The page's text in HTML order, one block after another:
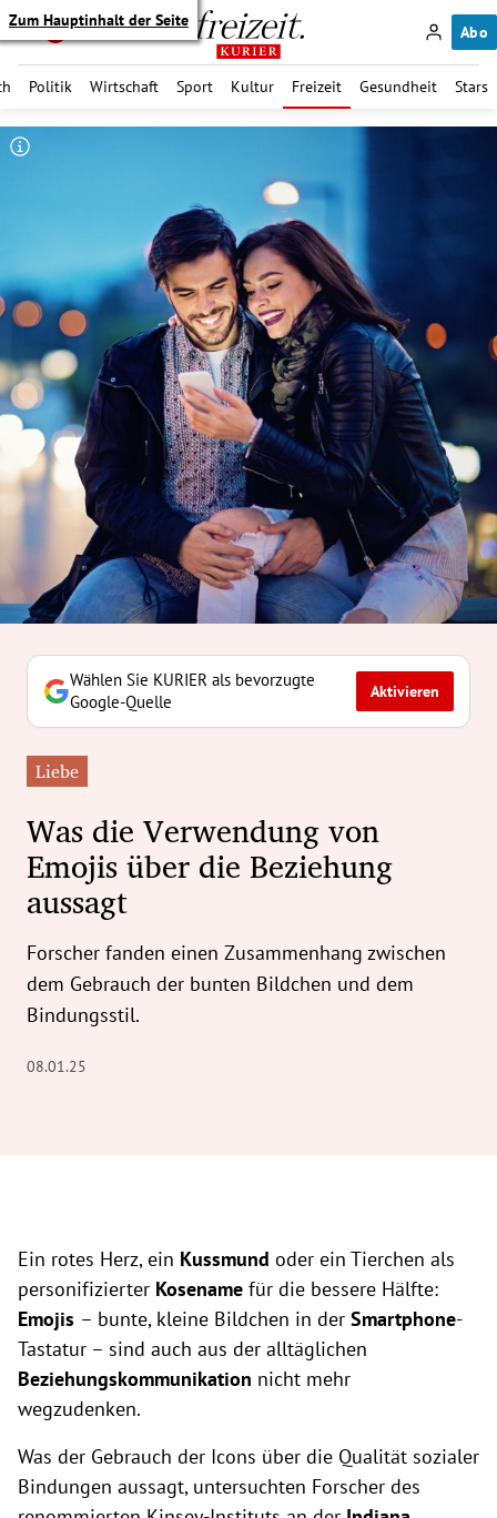
Zum Hauptinhalt der Seite
Abo
Politik Wirtschaft Sport Kultur Freizeit Gesundheit Stars
Untermenü
Untermenü
Untermenü
Untermenü
Untermenü
Untermenü
Untermenü
Untermenü
Untermenü
Untermenü
Wählen Sie KURIER als bevorzugte
Google-Quelle
Aktivieren
Liebe
Was die Verwendung von
Emojis über die Beziehung
aussagt
Forscher fanden einen Zusammenhang zwischen
dem Gebrauch der bunten Bildchen und dem
Bindungsstil.
08.01.25
Ein rotes Herz, ein Kussmund oder ein Tierchen als
personifizierter Kosename für die bessere Hälfte:
Emojis – bunte, kleine Bildchen in der Smartphone-
Tastatur – sind auch aus der alltäglichen
Beziehungskommunikation nicht mehr
wegzudenken.
Was der Gebrauch der Icons über die Qualität sozialer
Bindungen aussagt, untersuchten Forscher des